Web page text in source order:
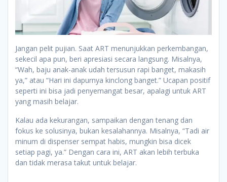
Jangan pelit pujian. Saat ART menunjukkan perkembangan,
sekecil apa pun, beri apresiasi secara langsung. Misalnya,
“Wah, baju anak-anak udah tersusun rapi banget, makasih
ya,” atau “Hari ini dapurnya kinclong banget.” Ucapan positif
seperti ini bisa jadi penyemangat besar, apalagi untuk ART
yang masih belajar.
Kalau ada kekurangan, sampaikan dengan tenang dan
fokus ke solusinya, bukan kesalahannya. Misalnya, “Tadi air
minum di dispenser sempat habis, mungkin bisa dicek
setiap pagi, ya.” Dengan cara ini, ART akan lebih terbuka
dan tidak merasa takut untuk belajar.